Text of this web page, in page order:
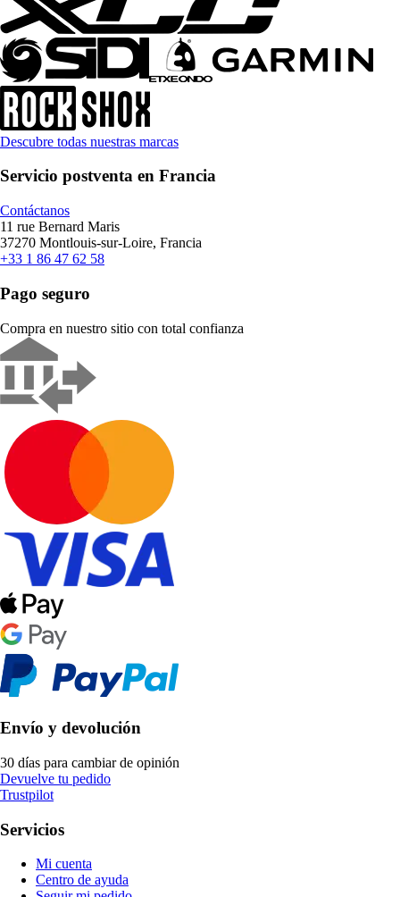
Descubre todas nuestras marcas
Servicio postventa en Francia
Contáctanos
11 rue Bernard Maris
37270 Montlouis-sur-Loire, Francia
+33 1 86 47 62 58
Pago seguro
Compra en nuestro sitio con total confianza
Envío y devolución
30 días para cambiar de opinión
Devuelve tu pedido
Trustpilot
Servicios
Mi cuenta
Centro de ayuda